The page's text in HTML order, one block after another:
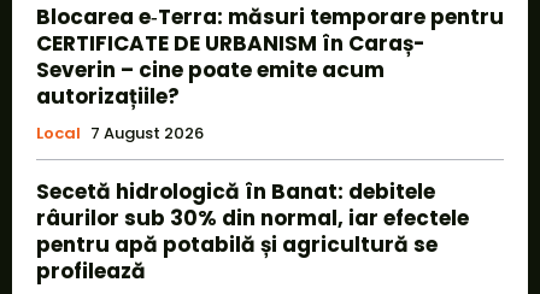
Blocarea e‑Terra: măsuri temporare pentru
CERTIFICATE DE URBANISM în Caraș-
Severin – cine poate emite acum
autorizațiile?
Local 7 August 2026
Secetă hidrologică în Banat: debitele
râurilor sub 30% din normal, iar efectele
pentru apă potabilă și agricultură se
profilează